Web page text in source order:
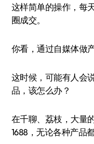
这样简单的操作，每
圈成交。
你看，通过自媒体做
这时候，可能有人会
品，该怎么办？
在千聊、荔枝，大量
1688，无论各种产品